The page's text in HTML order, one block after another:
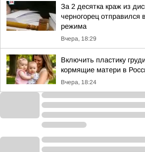
За 2 десятка краж из
черногорец отправился
режима
Вчера, 18:29
Включить пластику
кормящие матери в
Вчера, 18:24